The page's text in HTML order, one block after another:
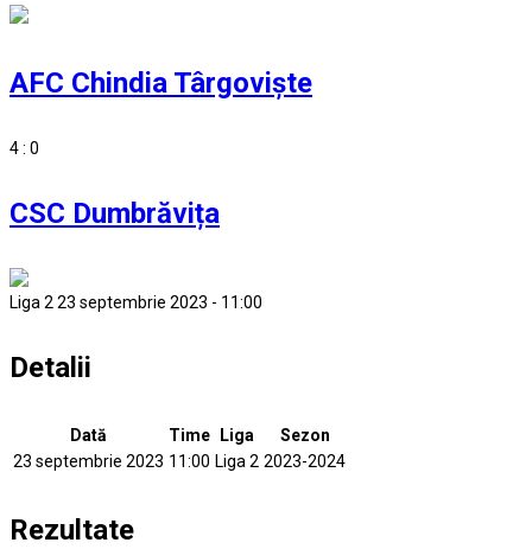
AFC Chindia Târgovişte
4 : 0
CSC Dumbrăvița
Liga 2 23 septembrie 2023 - 11:00
Detalii
Dată Time Liga
Sezon
23 septembrie 2023 11:00 Liga 2 2023-2024
Rezultate